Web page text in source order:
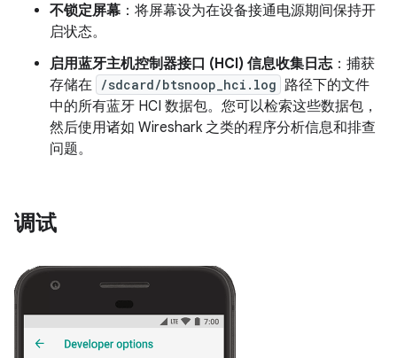
不锁定屏幕 ：将屏幕设为在设备接通电源期间保持开
启状态。
启用蓝牙主机控制器接口 (HCI) 信息收集日志：捕获
存储在
/sdcard/btsnoop_hci.log 路径下的文件
中的所有蓝牙 HCI 数据包。您可以检索这些数据包，
然后使用诸如 Wireshark 之类的程序分析信息和排查
问题。
调试